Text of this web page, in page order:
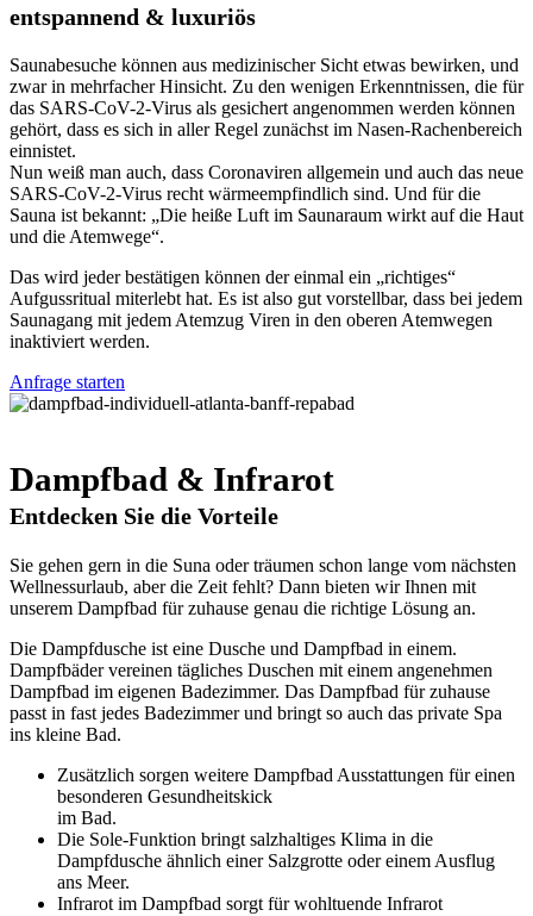
entspannend & luxuriös
Saunabesuche können aus medizinischer Sicht etwas bewirken, und
zwar in mehrfacher Hinsicht. Zu den wenigen Erkenntnissen, die für
das SARS-CoV-2-Virus als gesichert angenommen werden können
gehört, dass es sich in aller Regel zunächst im Nasen-Rachenbereich
einnistet.
Nun weiß man auch, dass Coronaviren allgemein und auch das neue
SARS-CoV-2-Virus recht wärmeempfindlich sind. Und für die
Sauna ist bekannt: „Die heiße Luft im Saunaraum wirkt auf die Haut
und die Atemwege“.
Das wird jeder bestätigen können der einmal ein „richtiges“
Aufgussritual miterlebt hat. Es ist also gut vorstellbar, dass bei jedem
Saunagang mit jedem Atemzug Viren in den oberen Atemwegen
inaktiviert werden.
Anfrage starten
Dampfbad & Infrarot
Entdecken Sie die Vorteile
Sie gehen gern in die Suna oder träumen schon lange vom nächsten
Wellnessurlaub, aber die Zeit fehlt? Dann bieten wir Ihnen mit
unserem Dampfbad für zuhause genau die richtige Lösung an.
Die Dampfdusche ist eine Dusche und Dampfbad in einem.
Dampfbäder vereinen tägliches Duschen mit einem angenehmen
Dampfbad im eigenen Badezimmer. Das Dampfbad für zuhause
passt in fast jedes Badezimmer und bringt so auch das private Spa
ins kleine Bad.
Zusätzlich sorgen weitere Dampfbad Ausstattungen für einen
besonderen Gesundheitskick
im Bad.
Die Sole-Funktion bringt salzhaltiges Klima in die
Dampfdusche ähnlich einer Salzgrotte oder einem Ausflug
ans Meer.
Infrarot im Dampfbad sorgt für wohltuende Infrarot